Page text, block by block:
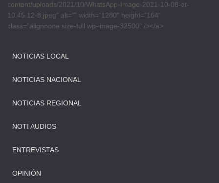
content/uploads/2021/10/WhatsApp-Image-2021-10-08-at-
10.45.12-8.jpeg” alt=”” width=”1280″ height=”164″
class=”alignnone size-full wp-image-32500″ /></a>
NOTICIAS LOCAL
NOTICIAS NACIONAL
NOTICIAS REGIONAL
NOTI AUDIOS
ENTREVISTAS
OPINIÓN